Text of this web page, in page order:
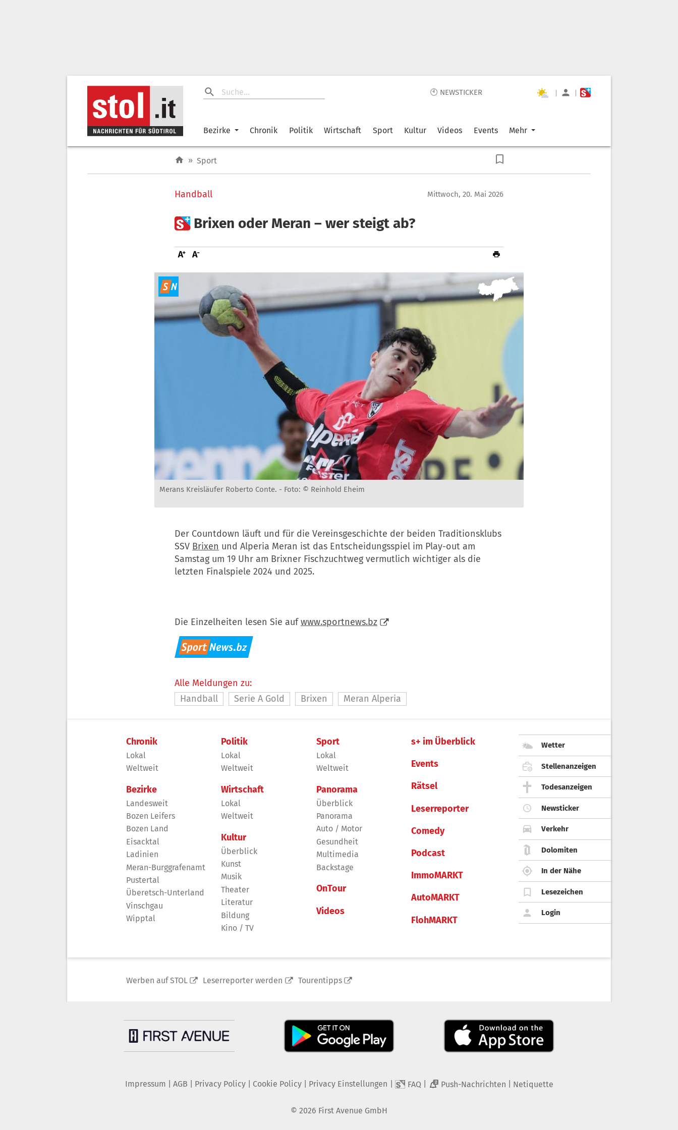
🕙 NEWSTICKER | |
Bezirke Chronik Politik Wirtschaft Sport Kultur Videos Events Mehr
» Sport
Handball Mittwoch, 20. Mai 2026
 Brixen oder Meran – wer steigt ab?
Merans Kreisläufer Roberto Conte. - Foto: © Reinhold Eheim
Der Countdown läuft und für die Vereinsgeschichte der beiden Traditionsklubs
SSV Brixen und Alperia Meran ist das Entscheidungsspiel im Play-out am
Samstag um 19 Uhr am Brixner Fischzuchtweg vermutlich wichtiger als die
letzten Finalspiele 2024 und 2025.
Die Einzelheiten lesen Sie aufwww.sportnews.bz
Alle Meldungen zu:
Handball
Serie A Gold Brixen Meran Alperia
Chronik
Lokal
Weltweit
Bezirke
Landesweit
Bozen Leifers
Bozen Land
Eisacktal
Ladinien
Meran-Burggrafenamt
Pustertal
Überetsch-Unterland
Vinschgau
Wipptal
Politik
Lokal
Weltweit
Wirtschaft
Lokal
Weltweit
Kultur
Überblick
Kunst
Musik
Theater
Literatur
Bildung
Kino / TV
Sport
Lokal
Weltweit
Panorama
Überblick
Panorama
Auto / Motor
Gesundheit
Multimedia
Backstage
OnTour
Videos
s+ im Überblick
Events
Rätsel
Leserreporter
Comedy
Podcast
ImmoMARKT
AutoMARKT
FlohMARKT
Wetter
Stellenanzeigen
Todesanzeigen
Newsticker
Verkehr
Dolomiten
In der Nähe
Lesezeichen
Login
Werben auf STOL Leserreporter werden Tourentipps
Impressum AGB Privacy Policy| Cookie Policy| Privacy Einstellungen FAQ 2 Push-Nachrichten Netiquette
© 2026 First Avenue GmbH